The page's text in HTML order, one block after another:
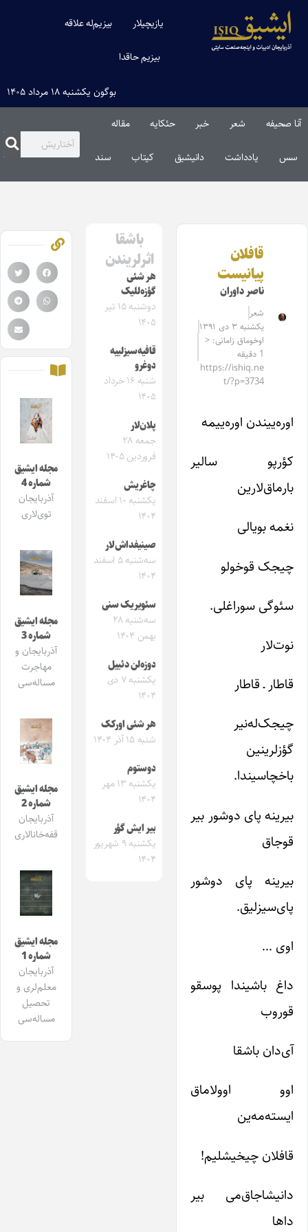
یازیچیلار بیزیم‌له علاقه
بیزیم حاقدا
بوگون یکشنبه ۱۸ مرداد ۱۴۰۵
آنا صحیفه شعر خبر حئکایه مقاله‌
سس یادداشت دانیشیق کیتاب سند
قافلان
پیانیست
ناصر داوران
شعر
یکشنبه ۳ دی ۱۳۹۱
اوخوماق زامانی: <
1 دقیقه
https://ishiq.ne
t/?p=3734
اوره‌ییندن اوره‌ییمه
کؤرپو سالیر
بارماق‌لارین
نغمه بویالی
چیجک قوخولو
سئوگی سوراغلی.
نوت‌لار
قاطار ـ قاطار
چیجک‌له‌نیر
گؤزلرینین
باخچاسیندا.
بیرینه پای دوشور بیر
قوجاق
بیرینه پای دوشور
پای‌سیزلیق.
اوی …
داغ باشیندا پوسقو
قوروب
آی‌دان باشقا
اوو اوولاماق
ایسته‌مه‌ین
قافلان چیخیشلیم!
دانیشاجاق‌می بیر
داها
باشقا
اثرلریندن
هر شئی
گؤزه‌للیک
دوشنبه ۱۵ تیر
۱۴۰۵
قافیه‌سیزلییه
دوغرو
شنبه ۱۶ خرداد
۱۴۰۵
پلان‌لار
جمعه ۲۸
فروردین ۱۴۰۵
چاغریش
یکشنبه ۱۰ اسفند
۱۴۰۴
صینیفداش‌لار
سه‌شنبه ۵ اسفند
۱۴۰۴
سئویریک سنی
سه‌شنبه ۲۸
بهمن ۱۴۰۴
دوزه‌لن دئییل
یکشنبه ۷ دی
۱۴۰۴
هر شئی اورکک
شنبه ۱۵ آذر ۱۴۰۴
دوستوم
یکشنبه ۱۳ مهر
۱۴۰۴
بیر ایش گؤر
یکشنبه ۹ شهریور
۱۴۰۴
مجله ایشیق
شماره 4
آذربایجان
توی‌لاری
مجله ایشیق
شماره 3
آذربایجان و
مهاجرت
مساله‌سی
مجله ایشیق
شماره 2
آذربایجان
قفه‌خانالاری
مجله ایشیق
شماره 1
آذربایجان
معلم‌لری و
تحصیل
مساله‌سی